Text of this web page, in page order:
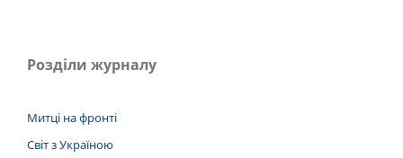
Розділи журналу
Митці на фронті
Світ з Україною